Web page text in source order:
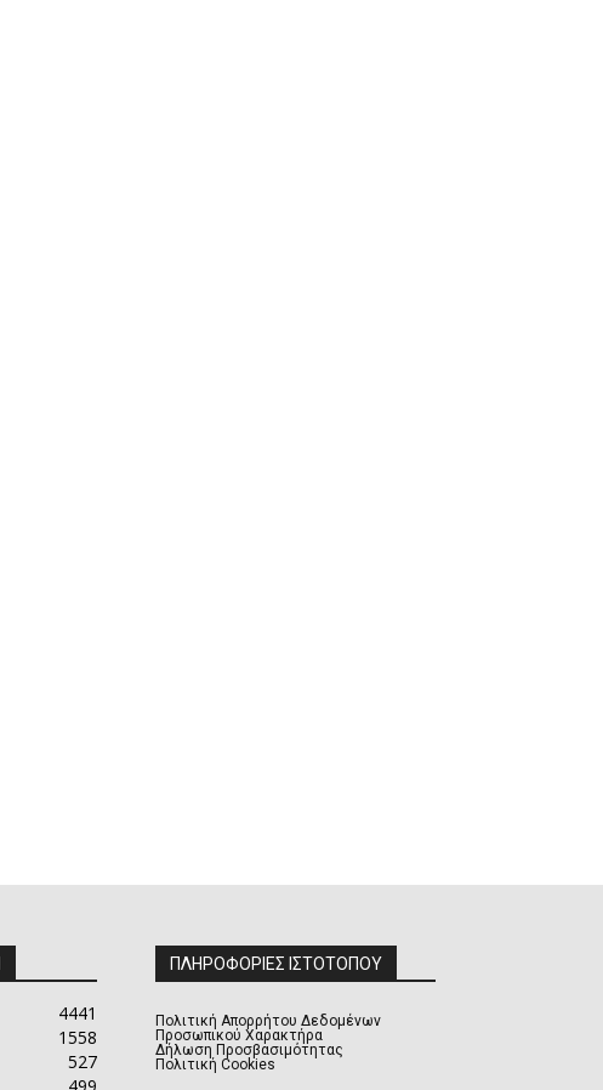
4441
1558
527
ΠΛΗΡΟΦΟΡΙΕΣ ΙΣΤΟΤΟΠΟΥ
Πολιτική Απορρήτου Δεδομένων
Προσωπικού Χαρακτήρα
Δήλωση Προσβασιμότητας
Πολιτική Cookies